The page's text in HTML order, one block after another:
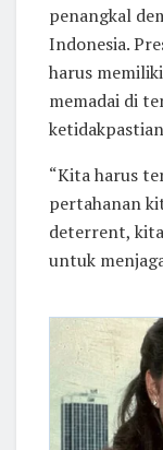
penangkal
Indonesia.
harus
memadai di
“Kita harus
pertahanan
deterrent,
untuk